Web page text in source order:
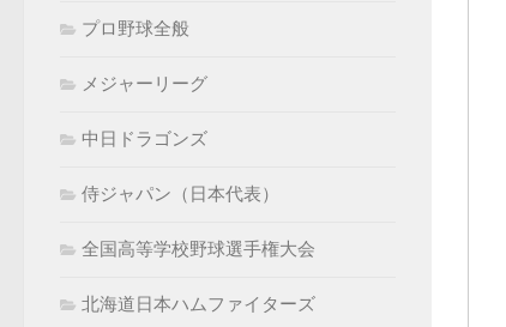
プロ野球全般
メジャーリーグ
中日ドラゴンズ
侍ジャパン（日本代表）
全国高等学校野球選手権大会
北海道日本ハムファイターズ